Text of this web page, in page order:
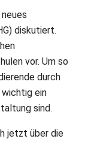
diskutiert.
vor. Um so
durch
ein
sind.
jetzt über die